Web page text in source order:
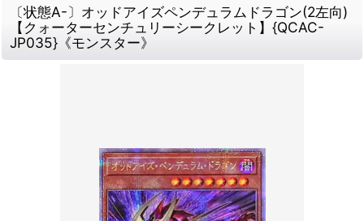
〔状態A-〕オッドアイズペンデュラムドラゴン(2左向)
【クォーターセンチュリーシークレット】{QCAC-
JP035}《モンスター》